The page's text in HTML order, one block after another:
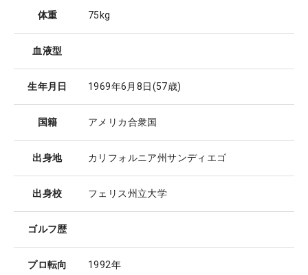
体重 75kg
血液型
生年月日 1969年6月8日(57歳)
国籍 アメリカ合衆国
出身地 カリフォルニア州サンディエゴ
出身校 フェリス州立大学
ゴルフ歴
プロ転向 1992年